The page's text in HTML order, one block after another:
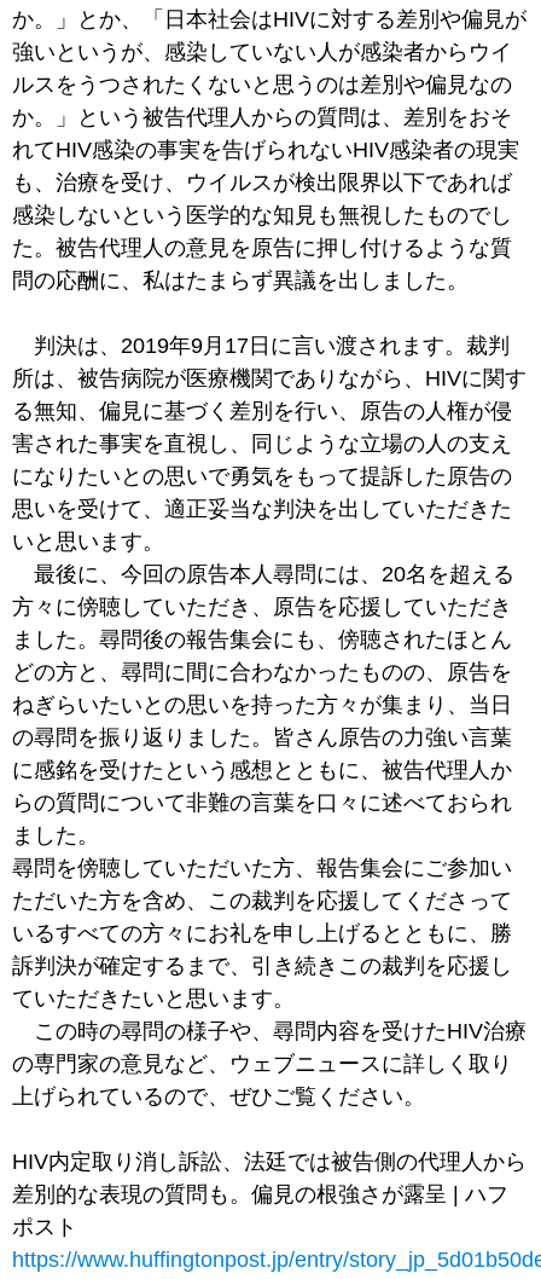
か。」とか、「日本社会はHIVに対する差別や偏見が
強いというが、感染していない人が感染者からウイ
ルスをうつされたくないと思うのは差別や偏見なの
か。」という被告代理人からの質問は、差別をおそ
れてHIV感染の事実を告げられないHIV感染者の現実
も、治療を受け、ウイルスが検出限界以下であれば
感染しないという医学的な知見も無視したものでし
た。被告代理人の意見を原告に押し付けるような質
問の応酬に、私はたまらず異議を出しました。
判決は、2019年9月17日に言い渡されます。裁判
所は、被告病院が医療機関でありながら、HIVに関す
る無知、偏見に基づく差別を行い、原告の人権が侵
害された事実を直視し、同じような立場の人の支え
になりたいとの思いで勇気をもって提訴した原告の
思いを受けて、適正妥当な判決を出していただきた
いと思います。
最後に、今回の原告本人尋問には、20名を超える
方々に傍聴していただき、原告を応援していただき
ました。尋問後の報告集会にも、傍聴されたほとん
どの方と、尋問に間に合わなかったものの、原告を
ねぎらいたいとの思いを持った方々が集まり、当日
の尋問を振り返りました。皆さん原告の力強い言葉
に感銘を受けたという感想とともに、被告代理人か
らの質問について非難の言葉を口々に述べておられ
ました。
尋問を傍聴していただいた方、報告集会にご参加い
ただいた方を含め、この裁判を応援してくださって
いるすべての方々にお礼を申し上げるとともに、勝
訴判決が確定するまで、引き続きこの裁判を応援し
ていただきたいと思います。
この時の尋問の様子や、尋問内容を受けたHIV治療
の専門家の意見など、ウェブニュースに詳しく取り
上げられているので、ぜひご覧ください。
HIV内定取り消し訴訟、法廷では被告側の代理人から
差別的な表現の質問も。偏見の根強さが露呈 | ハフ
ポスト
https://www.huffingtonpost.jp/entry/